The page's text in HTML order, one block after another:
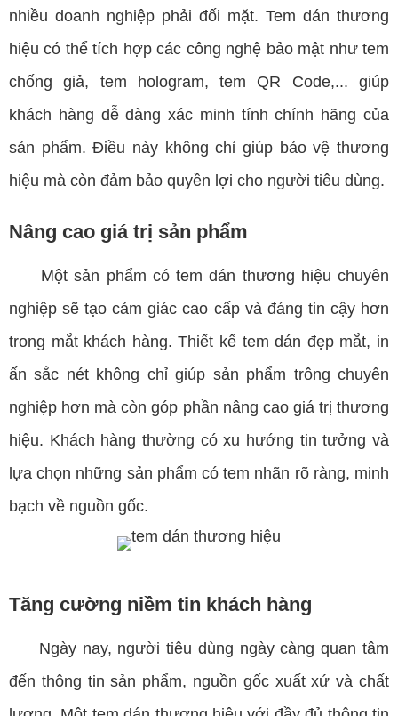
nhiều doanh nghiệp phải đối mặt. Tem dán thương
hiệu có thể tích hợp các công nghệ bảo mật như tem
chống giả, tem hologram, tem QR Code,... giúp
khách hàng dễ dàng xác minh tính chính hãng của
sản phẩm. Điều này không chỉ giúp bảo vệ thương
hiệu mà còn đảm bảo quyền lợi cho người tiêu dùng.
Nâng cao giá trị sản phẩm
Một sản phẩm có tem dán thương hiệu chuyên
nghiệp sẽ tạo cảm giác cao cấp và đáng tin cậy hơn
trong mắt khách hàng. Thiết kế tem dán đẹp mắt, in
ấn sắc nét không chỉ giúp sản phẩm trông chuyên
nghiệp hơn mà còn góp phần nâng cao giá trị thương
hiệu. Khách hàng thường có xu hướng tin tưởng và
lựa chọn những sản phẩm có tem nhãn rõ ràng, minh
bạch về nguồn gốc.
Tăng cường niềm tin khách hàng
Ngày nay, người tiêu dùng ngày càng quan tâm
đến thông tin sản phẩm, nguồn gốc xuất xứ và chất